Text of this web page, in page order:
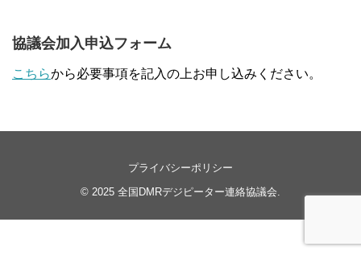
協議会加入申込フォーム
こちらから必要事項を記入の上お申し込みください。
プライバシーポリシー
© 2025 全国DMRデジピーター連絡協議会